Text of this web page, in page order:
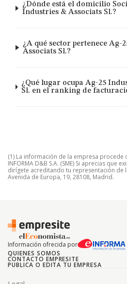
¿Dónde está el domicilio
Industries & Associats Sl.?
¿A qué sector pertenece Ag-
Associats Sl.?
¿Qué lugar ocupa Ag-25
Sl. en el ranking de
(1) La información de la empresa procede
INFORMA D&B S.A. (SME) Si aprecias que
dirígete acreditando tu representación de
Avenida de Europa, 19, 28108, Madrid.
Información ofrecida por
QUIENES SOMOS
CONTACTO EMPRESITE
PUBLICA O EDITA TU EMPRESA